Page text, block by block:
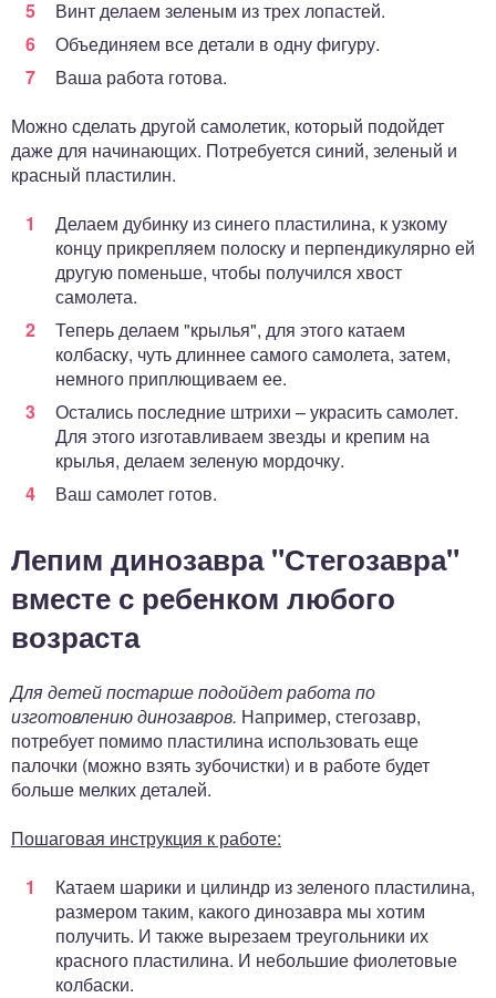
Винт делаем зеленым из трех лопастей.
Объединяем все детали в одну фигуру.
Ваша работа готова.
Можно сделать другой самолетик, который подойдет
даже для начинающих. Потребуется синий, зеленый и
красный пластилин.
Делаем дубинку из синего пластилина, к узкому
концу прикрепляем полоску и перпендикулярно ей
другую поменьше, чтобы получился хвост
самолета.
Теперь делаем "крылья", для этого катаем
колбаску, чуть длиннее самого самолета, затем,
немного приплющиваем ее.
Остались последние штрихи – украсить самолет.
Для этого изготавливаем звезды и крепим на
крылья, делаем зеленую мордочку.
Ваш самолет готов.
Лепим динозавра "Стегозавра"
вместе с ребенком любого
возраста
Для детей постарше подойдет работа по
изготовлению динозавров. Например, стегозавр,
потребует помимо пластилина использовать еще
палочки (можно взять зубочистки) и в работе будет
больше мелких деталей.
Пошаговая инструкция к работе:
Катаем шарики и цилиндр из зеленого пластилина,
размером таким, какого динозавра мы хотим
получить. И также вырезаем треугольники их
красного пластилина. И небольшие фиолетовые
колбаски.